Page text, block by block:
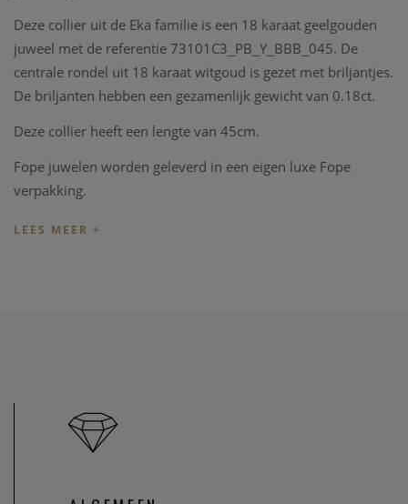
Deze collier uit de Eka familie is een 18 karaat geelgouden
juweel met de referentie 73101C3_PB_Y_BBB_045. De
centrale rondel uit 18 karaat witgoud is gezet met briljantjes.
De briljanten hebben een gezamenlijk gewicht van 0.18ct.
Deze collier heeft een lengte van 45cm.
Fope juwelen worden geleverd in een eigen luxe Fope
verpakking.
Indien het juweel niet overeenkomt met uw wens, kunnen